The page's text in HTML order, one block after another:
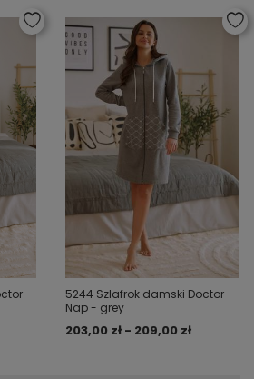
5244 Szlafrok damski Doctor
Nap - grey
203,00 zł - 209,00 zł